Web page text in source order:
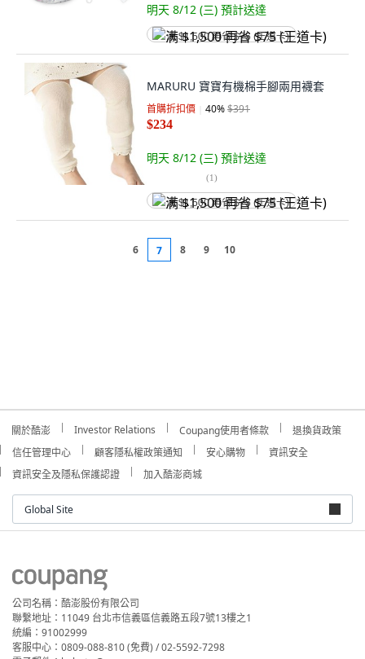
明天 8/12 (三) 預計送達
满 $1,500 再省 $75 (王道卡)
MARURU 寶寶有機棉手腳兩用襪套
首購折扣價 40%$391
$234
明天 8/12 (三) 預計送達
(1)
满 $1,500 再省 $75 (王道卡)
6 7 8 9 10
關於酷澎 Investor Relations Coupang使用者條款
退換貨政策
信任管理中心
顧客隱私權政策通知 安心購物
資訊安全
資訊安全及隱私保護認證
加入酷澎商城
Global Site
公司名稱：酷澎股份有限公司
聯繫地址：11049 台北市信義區信義路五段7號13樓之1
統編：91002999
客服中心：0809-088-810 (免費) / 02-5592-7298